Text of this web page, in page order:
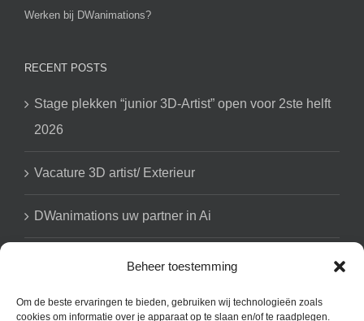
Beheer toestemming
Om de beste ervaringen te bieden, gebruiken wij technologieën zoals
cookies om informatie over je apparaat op te slaan en/of te raadplegen.
Werken bij DWanimations?
RECENT POSTS
Stage plekken “junior 3D-Artist” open voor 2ste helft
2026
Vacature 3D artist/ Exterieur
DWanimations uw partner in Ai